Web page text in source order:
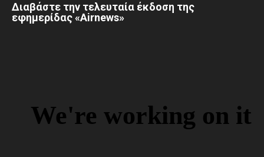
Διαβάστε την τελευταία έκδοση της
εφημερίδας «Airnews»